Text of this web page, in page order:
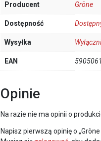
Producent Gröne
Dostępność
Wysyłka
EAN
Opinie
Na razie nie ma opinii o
Napisz pierwszą opinię o